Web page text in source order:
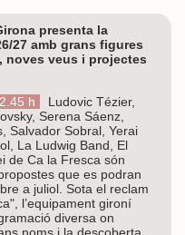
presenta la
27 amb grans figures
noves veus i projectes
h
Ludovic Tézier,
Serena Sáenz,
Salvador Sobral, Yerai
La Ludwig Band, El
de Ca la Fresca són
que es podran
a juliol. Sota el reclam
l’equipament gironí
diversa on
noms i la descoberta,